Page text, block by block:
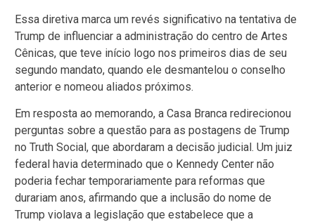
Essa diretiva marca um revés significativo na tentativa de
Trump de influenciar a administração do centro de Artes
Cênicas, que teve início logo nos primeiros dias de seu
segundo mandato, quando ele desmantelou o conselho
anterior e nomeou aliados próximos.
Em resposta ao memorando, a Casa Branca redirecionou
perguntas sobre a questão para as postagens de Trump
no Truth Social, que abordaram a decisão judicial. Um juiz
federal havia determinado que o Kennedy Center não
poderia fechar temporariamente para reformas que
durariam anos, afirmando que a inclusão do nome de
Trump violava a legislação que estabelece que a